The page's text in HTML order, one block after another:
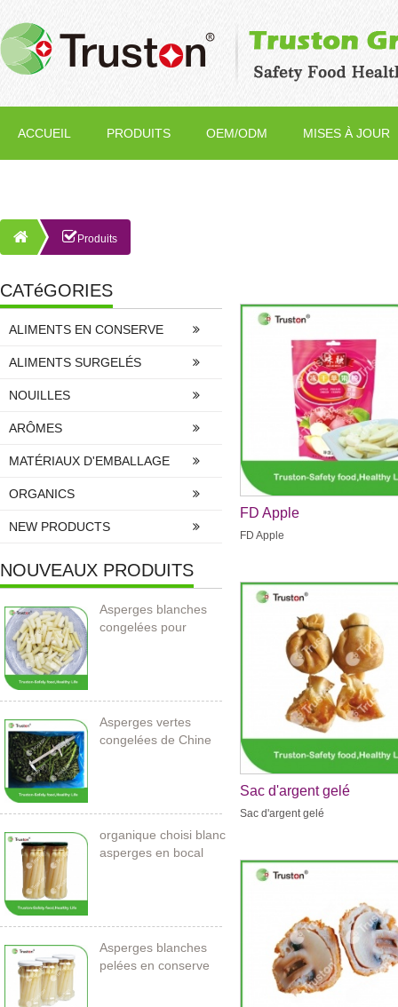
ACCUEIL PRODUITS OEM/ODM MISES À JOUR
Produits
CATéGORIES
ALIMENTS EN CONSERVE
ALIMENTS SURGELÉS
NOUILLES
ARÔMES
MATÉRIAUX D'EMBALLAGE
ORGANICS
NEW PRODUCTS
NOUVEAUX PRODUITS
Asperges blanches
congelées pour
Asperges vertes
congelées de Chine
organique choisi blanc
asperges en bocal
Asperges blanches
pelées en conserve
FD Apple
FD Apple
Sac d'argent gelé
Sac d'argent gelé